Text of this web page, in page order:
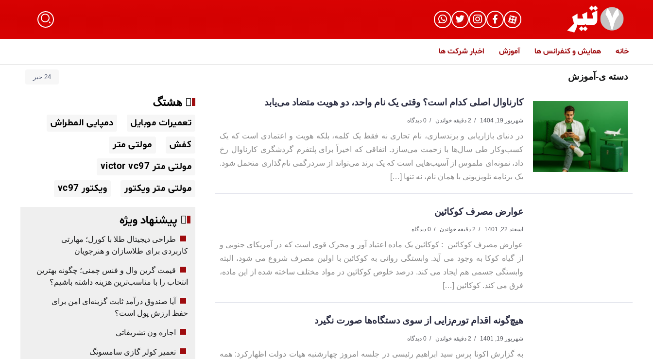
خانه همایش و کنفرانس ها آموزش اخبار شرکت ها
دسته ی-آموزش 24 خبر
کارناوال اصلی کدام است؟ وقتی یک نام واحد، دو هویت متضاد می‌یابد
شهریور 19, 1404 2 دقیقه خواندن 0 دیدگاه
در دنیای بازاریابی و برندسازی، نام تجاری نه فقط یک کلمه، بلکه هویت و اعتمادی است که یک
کسب‌وکار طی سال‌ها با زحمت می‌سازد. اتفاقی که اخیراً برای پلتفرم گردشگری کارناوال رخ
داد، نمونه‌ای ملموس از آسیب‌هایی است که یک برند می‌تواند از سردرگمی نام‌گذاری متحمل شود.
یک برنامه تلویزیونی با همان نام، نه تنها […]
عوارض مصرف کوکائین
اسفند 22, 1401 2 دقیقه خواندن 0 دیدگاه
عوارض مصرف کوکائین : کوکائین یک ماده اعتیاد آور و محرک قوی است که در آمریکای جنوبی و
از گیاه کوکا به وجود می آید. وابستگی روانی به کوکائین با اولین مصرف شروع می شود، البته
وابستگی جسمی هم ایجاد می کند. درصد خلوص کوکائین در مواد مختلف ساخته شده از این ماده،
فرق می کند. کوکائین […]
هیچ‌گونه اقدام تورم‌زایی از سوی دستگاه‌ها صورت نگیرد
شهریور 19, 1401 2 دقیقه خواندن 0 دیدگاه
به گزارش اکونا پرس سید ابراهیم رئیسی در جلسه امروز چهارشنبه هیات دولت اظهارکرد: همه
هشتگ
تعمیرات موبایل
دمپایی المطراش
کفش
مولتی متر
مولتی متر victor vc97
مولتی متر ویکتور
ویکتور vc97
پیشنهاد ویژه
طراحی دیجیتال طلا با کورل؛ مهارتی
کاربردی برای طلاسازان و هنرجویان
قیمت گرین وال و فنس چمنی؛ چگونه بهترین
انتخاب را با مناسب‌ترین هزینه داشته باشیم؟
آیا صندوق درآمد ثابت گزینه‌ای امن برای
حفظ ارزش پول است؟
اجاره ون تشریفاتی
تعمیر کولر گازی سامسونگ